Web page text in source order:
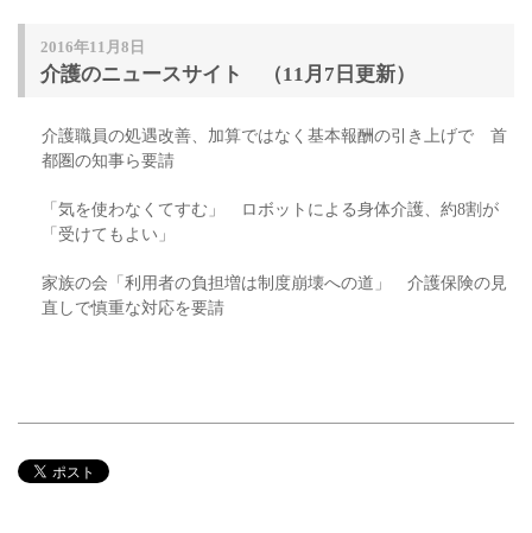
2016年11月8日
介護のニュースサイト （11月7日更新）
介護職員の処遇改善、加算ではなく基本報酬の引き上げで 首
都圏の知事ら要請
「気を使わなくてすむ」 ロボットによる身体介護、約8割が
「受けてもよい」
家族の会「利用者の負担増は制度崩壊への道」 介護保険の見
直しで慎重な対応を要請